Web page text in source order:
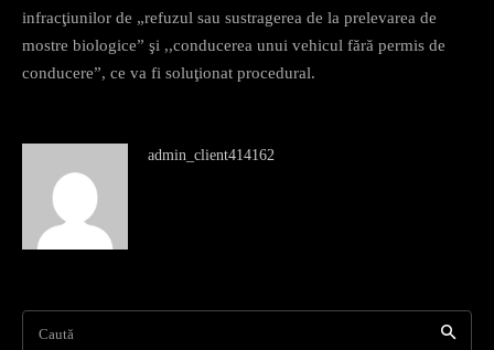
infracţiunilor de „refuzul sau sustragerea de la prelevarea de
mostre biologice” şi ,,conducerea unui vehicul fără permis de
conducere”, ce va fi soluţionat procedural.
admin_client414162
Caută